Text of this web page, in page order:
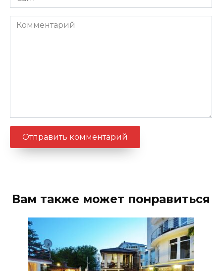
Комментарий
Вам также может понравиться